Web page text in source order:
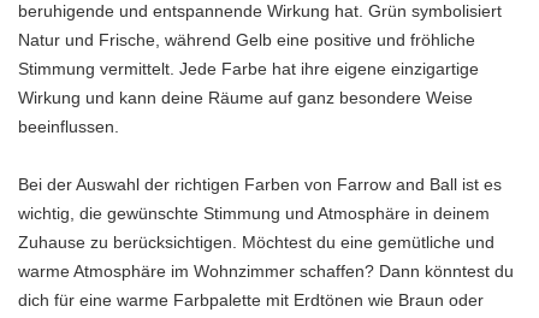
beruhigende und entspannende Wirkung hat. Grün symbolisiert
Natur und Frische, während Gelb eine positive und fröhliche
Stimmung vermittelt. Jede Farbe hat ihre eigene einzigartige
Wirkung und kann deine Räume auf ganz besondere Weise
beeinflussen.
Bei der Auswahl der richtigen Farben von Farrow and Ball ist es
wichtig, die gewünschte Stimmung und Atmosphäre in deinem
Zuhause zu berücksichtigen. Möchtest du eine gemütliche und
warme Atmosphäre im Wohnzimmer schaffen? Dann könntest du
dich für eine warme Farbpalette mit Erdtönen wie Braun oder